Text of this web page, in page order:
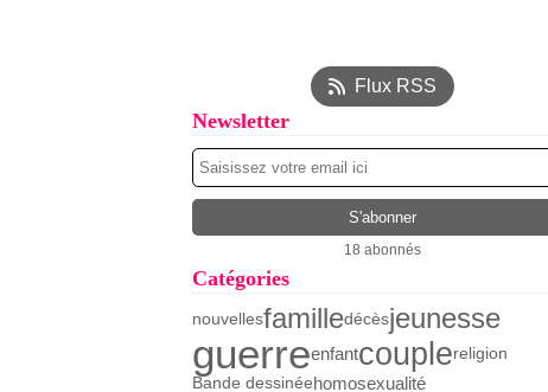
Flux RSS
Newsletter
18 abonnés
Catégories
nouvellesfamilledécèsjeunesse
guerreenfantcouplereligion
Bande dessinéehomosexualité